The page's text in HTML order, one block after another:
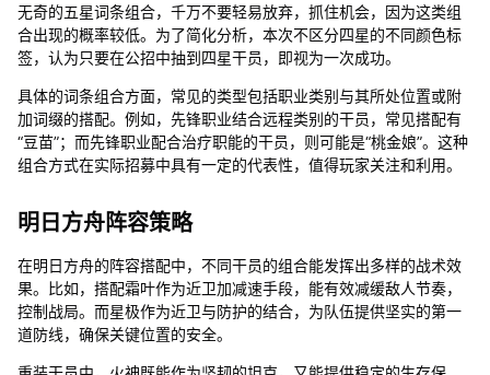
无奇的五星词条组合，千万不要轻易放弃，抓住机会，因为这类组
合出现的概率较低。为了简化分析，本次不区分四星的不同颜色标
签，认为只要在公招中抽到四星干员，即视为一次成功。
具体的词条组合方面，常见的类型包括职业类别与其所处位置或附
加词缀的搭配。例如，先锋职业结合远程类别的干员，常见搭配有
“豆苗”；而先锋职业配合治疗职能的干员，则可能是“桃金娘”。这种
组合方式在实际招募中具有一定的代表性，值得玩家关注和利用。
明日方舟阵容策略
在明日方舟的阵容搭配中，不同干员的组合能发挥出多样的战术效
果。比如，搭配霜叶作为近卫加减速手段，能有效减缓敌人节奏，
控制战局。而星极作为近卫与防护的结合，为队伍提供坚实的第一
道防线，确保关键位置的安全。